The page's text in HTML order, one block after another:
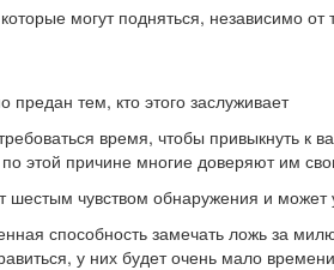
могут подняться, независимо
предан тем, кто этого заслуживает
время, чтобы привыкнуть к
этой причине многие доверяют им
шестым чувством обнаружения и может
способность замечать ложь за
у них будет очень мало